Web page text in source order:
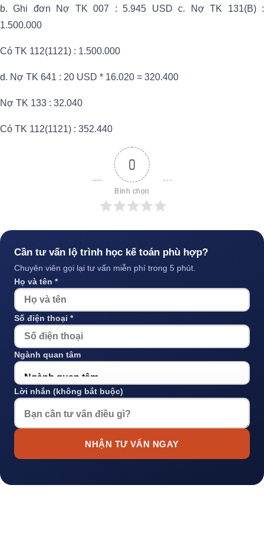
b. Ghi đơn Nợ TK 007 : 5.945 USD c. Nợ TK 131(B) :
1.500.000
Có TK 112(1121) : 1.500.000
d. Nợ TK 641 : 20 USD * 16.020 = 320.400
Nợ TK 133 : 32.040
Có TK 112(1121) : 352.440
0
Bình chọn
Cần tư vấn lộ trình học kế toán phù hợp?
Chuyên viên gọi lại tư vấn miễn phí trong 5 phút.
Họ và tên *
Số điện thoại *
Ngành quan tâm
Lời nhắn (không bắt buộc)
NHẬN TƯ VẤN NGAY